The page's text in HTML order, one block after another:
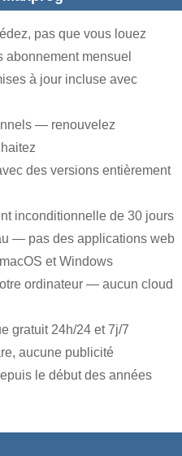
pas que vous louez
mensuel
à jour incluse avec
— renouvelez
des versions entièrement
inconditionnelle de 30 jours
— pas des applications web
et Windows
ordinateur — aucun cloud
gratuit 24h/24 et 7j/7
aucune publicité
le début des années